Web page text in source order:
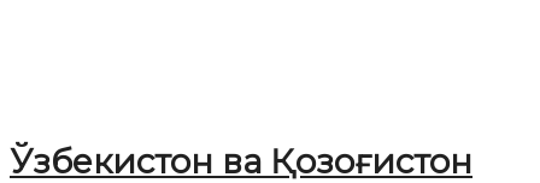
Ўзбекистон ва Қозоғистон